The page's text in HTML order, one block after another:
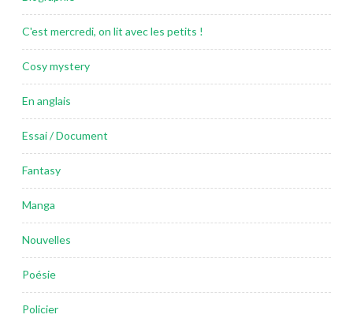
C'est mercredi, on lit avec les petits !
Cosy mystery
En anglais
Essai / Document
Fantasy
Manga
Nouvelles
Poésie
Policier